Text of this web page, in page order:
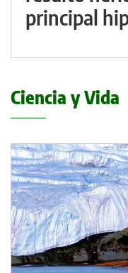
principal
Ciencia y Vida